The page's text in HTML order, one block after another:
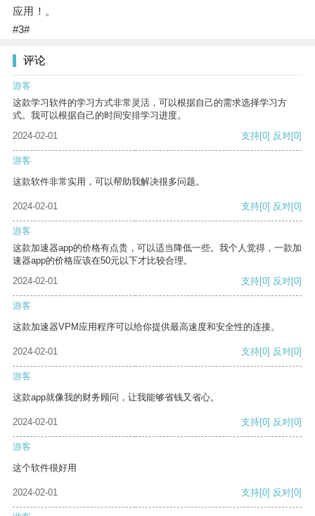
应用！。
#3#
评论
游客
这款学习软件的学习方式非常灵活，可以根据自己的需求选择学习方
式。我可以根据自己的时间安排学习进度。
2024-02-01
支持[0] 反对[0]
游客
这款软件非常实用，可以帮助我解决很多问题。
2024-02-01 支持[0] 反对[0]
游客
这款加速器app的价格有点贵，可以适当降低一些。我个人觉得，一款加
速器app的价格应该在50元以下才比较合理。
2024-02-01
支持[0] 反对[0]
游客
这款加速器VPM应用程序可以给你提供最高速度和安全性的连接。
2024-02-01 支持[0] 反对[0]
游客
这款app就像我的财务顾问，让我能够省钱又省心。
2024-02-01 支持[0] 反对[0]
游客
这个软件很好用
2024-02-01 支持[0] 反对[0]